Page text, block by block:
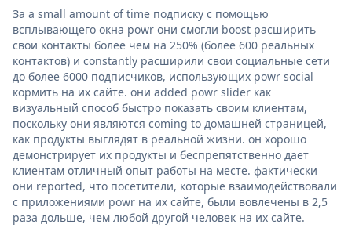
За a small amount of time подписку с помощью
всплывающего окна powr они смогли boost расширить
свои контакты более чем на 250% (более 600 реальных
контактов) и constantly расширили свои социальные сети
до более 6000 подписчиков, использующих powr social
кормить на их сайте. они added powr slider как
визуальный способ быстро показать своим клиентам,
поскольку они являются coming to домашней страницей,
как продукты выглядят в реальной жизни. он хорошо
демонстрирует их продукты и беспрепятственно дает
клиентам отличный опыт работы на месте. фактически
они reported, что посетители, которые взаимодействовали
с приложениями powr на их сайте, были вовлечены в 2,5
раза дольше, чем любой другой человек на их сайте.